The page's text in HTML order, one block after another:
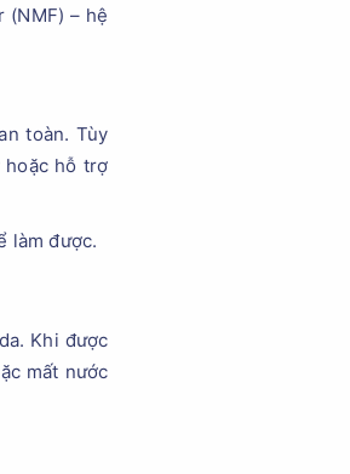
– hệ
toàn. Tùy
hoặc hỗ trợ
làm được.
Khi được
mất nước